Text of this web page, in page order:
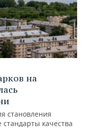
на
становления
качества